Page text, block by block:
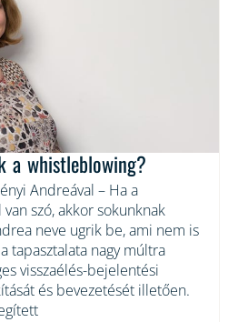
a whistleblowing?
Andreával – Ha a
szó, akkor sokunknak
neve ugrik be, ami nem is
tapasztalata nagy múltra
visszaélés-bejelentési
és bevezetését illetően.